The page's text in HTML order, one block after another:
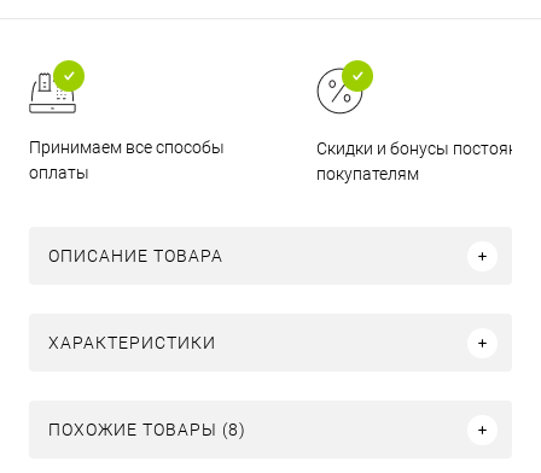
Принимаем все способы
оплаты
Скидки и бонусы
покупателям
ОПИСАНИЕ ТОВАРА
ХАРАКТЕРИСТИКИ
ПОХОЖИЕ ТОВАРЫ (8)